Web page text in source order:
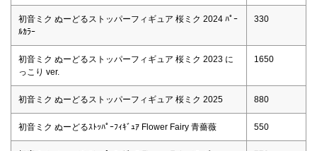
初音ミク ぬーどるストッパーフィギュア 桜ミク 2024 ﾊﾟｰ
ﾙｶﾗｰ
330
初音ミク ぬーどるストッパーフィギュア 桜ミク 2023 に
っこり ver.
1650
初音ミク ぬーどるストッパーフィギュア 桜ミク 2025 880
初音ミク ぬーどるｽﾄｯﾊﾟｰﾌｨｷﾞｭｱ Flower Fairy 青薔薇 550